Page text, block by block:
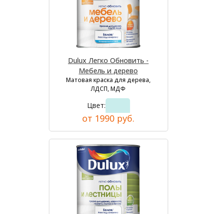
Dulux Легко Обновить -
Мебель и дерево
Матовая краска для дерева,
ЛДСП, МДФ
Цвет:
от 1990 руб.